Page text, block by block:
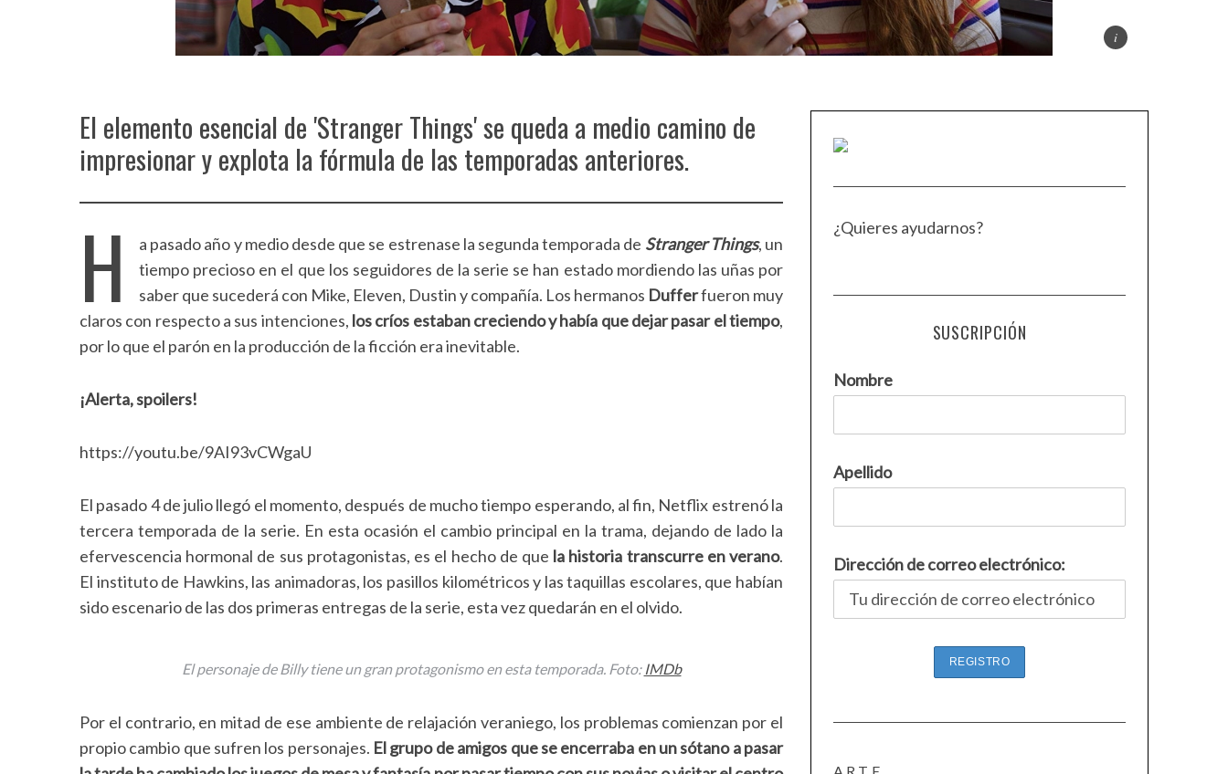
El elemento esencial de 'Stranger Things' se queda a medio camino de
impresionar y explota la fórmula de las temporadas anteriores.
H a pasado año y medio desde que se estrenase la segunda temporada de Stranger Things, un
tiempo precioso en el que los seguidores de la serie se han estado mordiendo las uñas por
saber que sucederá con Mike, Eleven, Dustin y compañía. Los hermanos Dufferfueron muy
claros con respecto a sus intenciones, los críos estaban creciendo y había que dejar pasar el tiempo,
por lo que el parón en la producción de la ficción era inevitable.
¡Alerta, spoilers!
https://youtu.be/9AI93vCWgaU
El pasado 4 de julio llegó el momento, después de mucho tiempo esperando, al fin, Netflix estrenó la
tercera temporada de la serie. En esta ocasión el cambio principal en la trama, dejando de lado la
efervescencia hormonal de sus protagonistas, es el hecho de que la historia transcurre en verano.
El instituto de Hawkins, las animadoras, los pasillos kilométricos y las taquillas escolares, que habían
sido escenario de las dos primeras entregas de la serie, esta vez quedarán en el olvido.
El personaje de Billy tiene un gran protagonismo en esta temporada. Foto: IMDb
Por el contrario, en mitad de ese ambiente de relajación veraniego, los problemas comienzan por el
propio cambio que sufren los personajes. El grupo de amigos que se encerraba en un sótano a pasar
¿Quieres ayudarnos?
SUSCRIPCIÓN
Nombre
Apellido
Dirección de correo electrónico: